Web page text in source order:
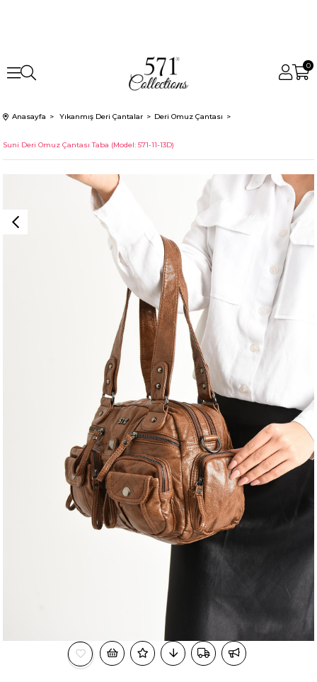
0
Anasayfa Yıkanmış Deri Çantalar Deri Omuz Çantası
Suni Deri Omuz Çantası Taba (Model: 571-11-13D)